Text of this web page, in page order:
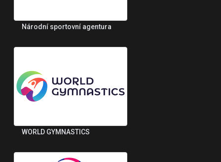
Národní sportovní agentura
WORLD GYMNASTICS